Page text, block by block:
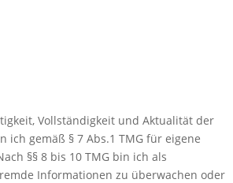
Vollständigkeit und Aktualität der
gemäß § 7 Abs.1 TMG für eigene
§§ 8 bis 10 TMG bin ich als
Informationen zu überwachen oder